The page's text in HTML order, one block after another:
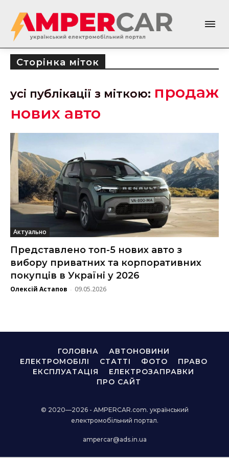
Сторінка міток
усі публікації з міткою: продаж
нових авто
Актуально
Представлено топ-5 нових авто з
вибору приватних та корпоративних
покупців в Україні у 2026
Олексій Астапов - 09.05.2026
ГОЛОВНА
АВТОНОВИНИ
ЕЛЕКТРОМОБІЛІ
СТАТТІ ФОТО
ПРАВО
ЕКСПЛУАТАЦІЯ
ЕЛЕКТРОЗАПРАВКИ
ПРО САЙТ
© 2020—2026 - AMPERCAR.com. український
електромобільний портал.
ampercar@ads.in.ua